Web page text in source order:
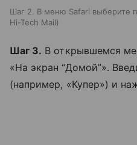
Шаг 2. В меню Safari выберите
Hi-Tech Mail
Шаг 3. В открывшемся
«На экран “Домой”».
(например, «Купер») и